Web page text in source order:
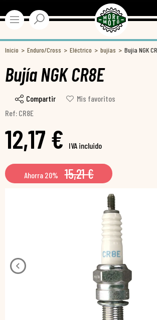
Inicio Enduro/Cross Eléctrico bujías Bujía NGK
Bujía NGK CR8E
Compartir
Mis favoritos
Ref: CR8E
12,17 € IVA incluido
Ahorra 20% 15,21 €